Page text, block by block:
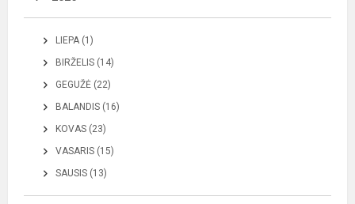
LIEPA (1)
BIRŽELIS (14)
GEGUŽĖ (22)
BALANDIS (16)
KOVAS (23)
VASARIS (15)
SAUSIS (13)